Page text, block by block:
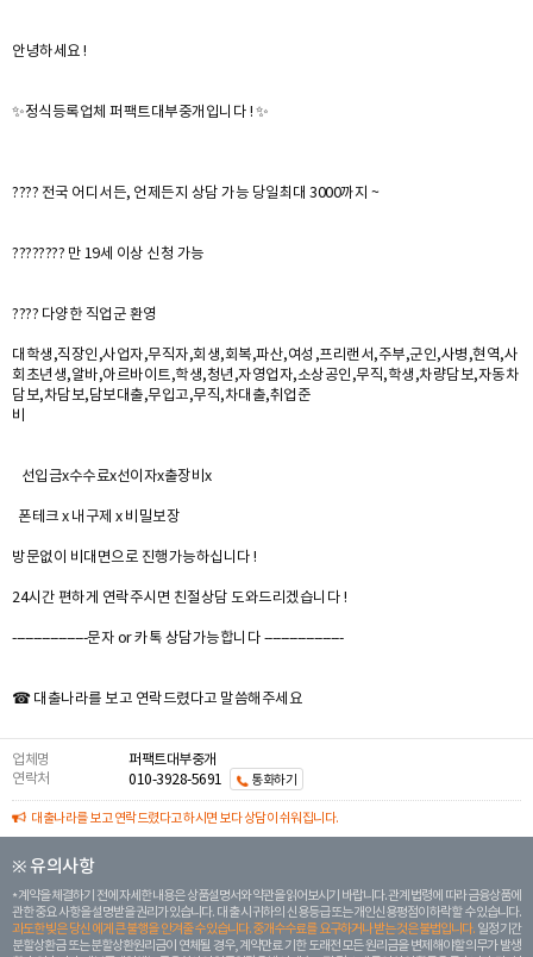
안녕하세요 !
✨정식등록업체 퍼팩트대부중개입니다 ! ✨
???? 전국 어디서든, 언제든지 상담 가능 당일최대 3000까지 ~
????‍???? 만 19세 이상 신청 가능
???? 다양한 직업군 환영
대학생,직장인,사업자,무직자,회생,회복,파산,여성,프리랜서,주부,군인,사병,현역,사
회초년생,알바,아르바이트,학생,청년,자영업자,소상공인,무직,학생,차량담보,자동차
담보,차담보,담보대출,무입고,무직,차대출,취업준
비
선입금x수수료x선이자x출장비x
폰테크 x 내구제 x 비밀보장
방문없이 비대면으로 진행가능하십니다 !
24시간 편하게 연락주시면 친절상담 도와드리겠습니다 !
------------------문자 or 카톡 상담가능합니다 -------------------
☎ 대출나라를 보고 연락드렸다고 말씀해주세요
업체명
퍼팩트대부중개
연락처
010-3928-5691 통화하기
대출나라를 보고 연락드렸다고 하시면 보다 상담이 쉬워집니다.
※ 유의사항
계약을 체결하기 전에 자세한 내용은 상품설명서와 약관을 읽어보시기 바랍니다. 관계 법령에 따라 금융상품에
관한 중요 사항을 설명받을 권리가 있습니다. 대 출 시 귀하의 신용등급 또는 개인신용평점이 하락할 수 있습니다.
과도한 빚은 당신 에게 큰 불행을 안겨줄 수 있습니다. 중개수수료를 요구하거나 받는 것은 불법입니다. 일정 기간
분할상환금 또는 분할상환원리금이 연체될 경우, 계약만료 기한 도래전 모든 원리금을 변제해야할 의무가 발생